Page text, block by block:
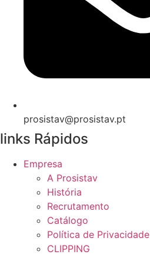
prosistav@prosistav.pt
links Rápidos
Empresa
A Prosistav
História
Recrutamento
Catálogo
Política de Privacidade
CLIPPING